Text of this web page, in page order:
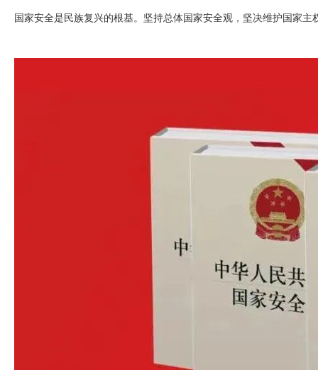
国家安全是民族复兴的根基。坚持总体国家安全观，坚决维护国家主